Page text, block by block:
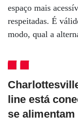
espaço mais
respeitadas. É
modo, qual a
line está
se